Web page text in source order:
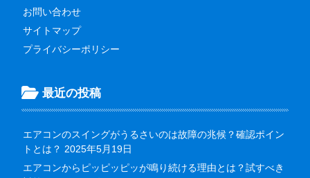
お問い合わせ
サイトマップ
プライバシーポリシー
最近の投稿
エアコンのスイングがうるさいのは故障の兆候？確認ポイン
トとは？ 2025年5月19日
エアコンからピッピッピッが鳴り続ける理由とは？試すべき